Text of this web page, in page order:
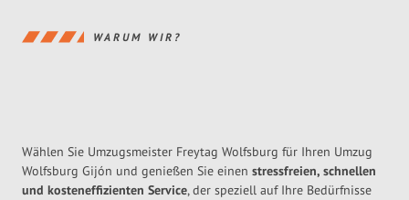
WARUM WIR?
Wählen Sie Umzugsmeister Freytag Wolfsburg für Ihren Umzug
Wolfsburg Gijón und genießen Sie einen stressfreien, schnellen
und kosteneffizienten Service, der speziell auf Ihre Bedürfnisse